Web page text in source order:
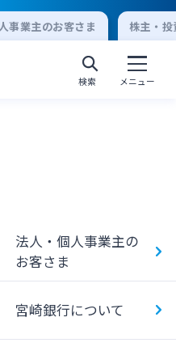
事業主のお客さま 株主・
検索 メニュー
トバンキング
ットバンキング
法人・個人事業主の
お客さま
宮崎銀行について